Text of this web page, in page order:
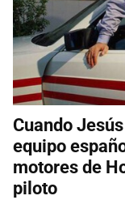
Cuando
equipo
motores de
piloto